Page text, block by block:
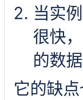
当实
很快
的数据
它的缺